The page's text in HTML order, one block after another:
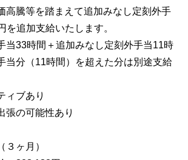
高騰等を踏まえて追加みなし定刻外手
を追加支給いたします。
当33時間＋追加みなし定刻外手当11時
当分（11時間）を超えた分は別途支給
ィブあり
張の可能性あり
ヶ月）